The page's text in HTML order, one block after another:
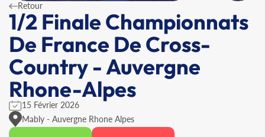
Retour
1/2 Finale Championnats
De France De Cross-
Country - Auvergne
Rhone-Alpes
15 Février 2026
Mably - Auvergne Rhone Alpes